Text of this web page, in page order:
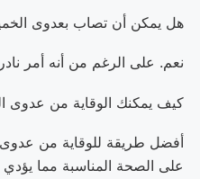
هل يمكن أن تصاب بعدوى
نعم. على الرغم من أنه أمر
كيف يمكنك الوقاية من عدوى
أفضل طريقة للوقاية من عدوى
على الصحة المناسبة مما يؤدي